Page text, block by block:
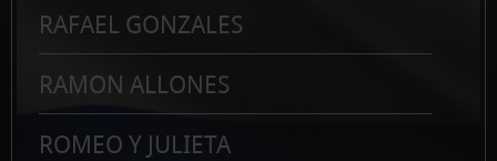
RAFAEL GONZALES
RAMON ALLONES
ROMEO Y JULIETA